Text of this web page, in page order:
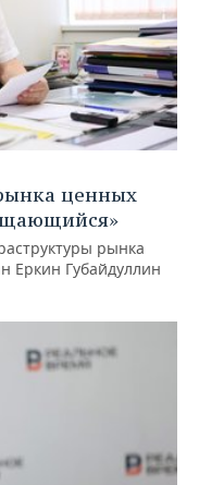
ценных
рынка
Еркин Губайдуллин